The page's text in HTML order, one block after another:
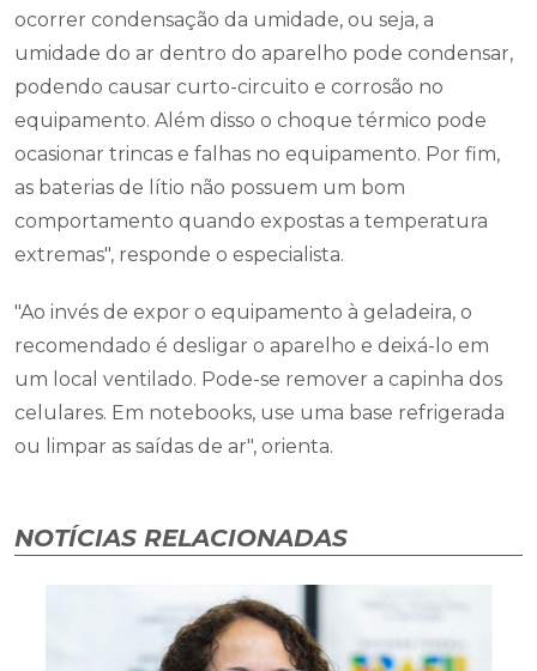
ocorrer condensação da umidade, ou seja, a
umidade do ar dentro do aparelho pode condensar,
podendo causar curto-circuito e corrosão no
equipamento. Além disso o choque térmico pode
ocasionar trincas e falhas no equipamento. Por fim,
as baterias de lítio não possuem um bom
comportamento quando expostas a temperatura
extremas", responde o especialista.
"Ao invés de expor o equipamento à geladeira, o
recomendado é desligar o aparelho e deixá-lo em
um local ventilado. Pode-se remover a capinha dos
celulares. Em notebooks, use uma base refrigerada
ou limpar as saídas de ar", orienta.
NOTÍCIAS RELACIONADAS